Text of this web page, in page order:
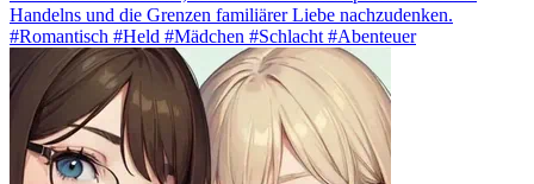
Handelns und die Grenzen familiärer Liebe nachzudenken.
#Romantisch #Held #Mädchen #Schlacht #Abenteuer